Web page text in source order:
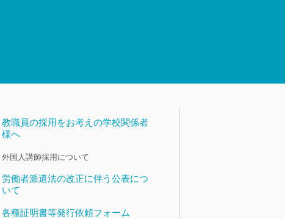
教職員の採用をお考えの学校関係者
様へ
外国人講師採用について
労働者派遣法の改正に伴う公表につ
いて
各種証明書等発行依頼フォーム